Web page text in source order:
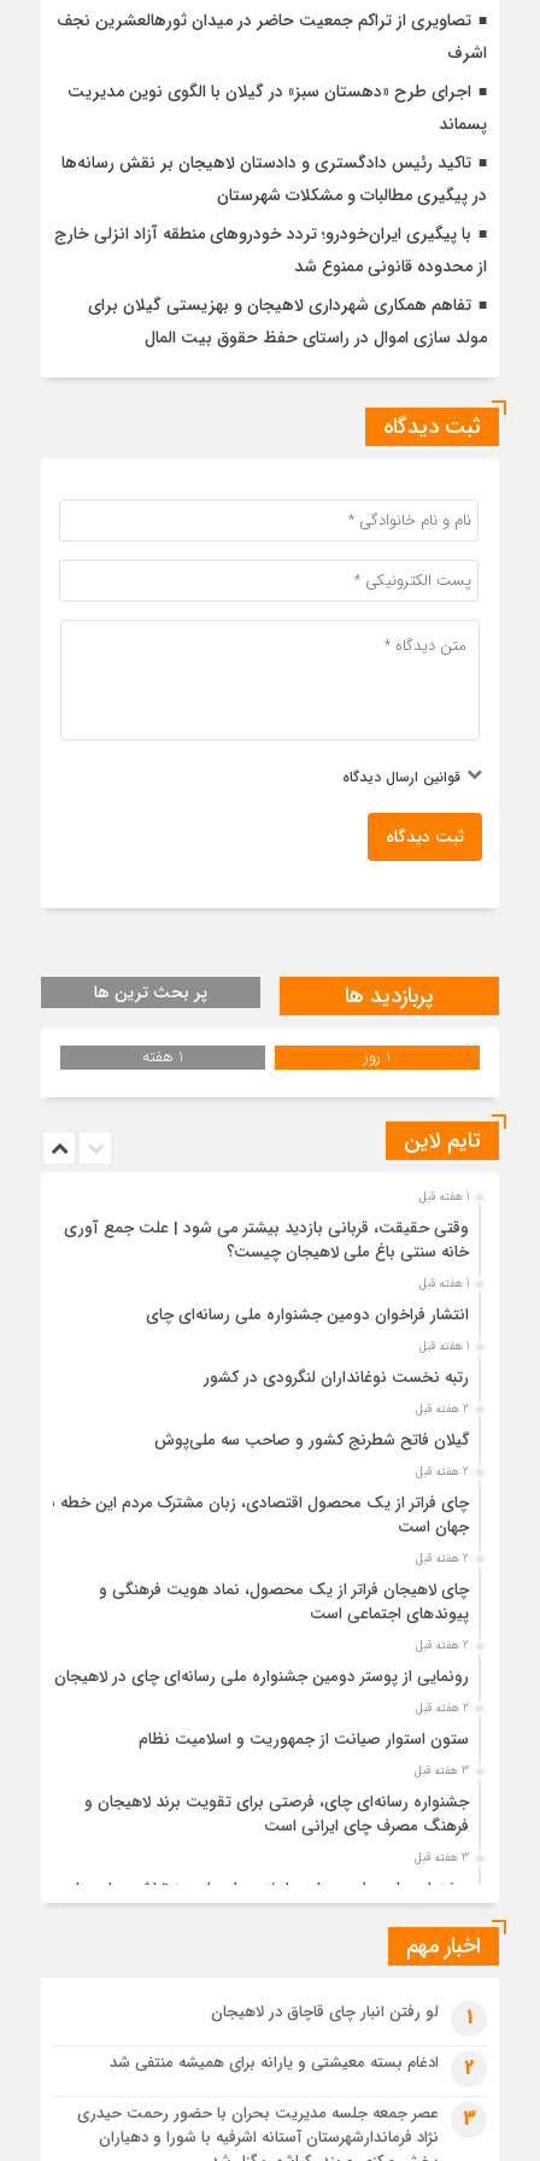
تصاویری از تراکم جمعیت حاضر در میدان ثورهالعشرین نجف
اشرف
اجرای طرح «دهستان سبز» در گیلان با الگوی نوین مدیریت
پسماند
تاکید رئیس دادگستری و دادستان لاهیجان بر نقش رسانه‌ها
در پیگیری مطالبات و مشکلات شهرستان
با پیگیری ایران‌خودرو؛ تردد خودروهای منطقه آزاد انزلی خارج
از محدوده قانونی ممنوع شد
تفاهم همکاری شهرداری لاهیجان و بهزیستی گیلان برای
مولد سازی اموال در راستای حفظ حقوق بیت المال
ثبت دیدگاه
قوانین ارسال دیدگاه
ثبت دیدگاه
پربازدید ها پر بحث ترین ها
1 روز 1 هفته
تایم لاین
1 هفته قبل
وقتی حقیقت، قربانی بازدید بیشتر می شود | علت جمع آوری
خانه سنتی باغ ملی لاهیجان چیست؟
1 هفته قبل
انتشار فراخوان دومین جشنواره ملی رسانه‌ای چای
1 هفته قبل
رتبه نخست نوغانداران لنگرودی در کشور
2 هفته قبل
گیلان فاتح شطرنج کشور و صاحب سه ملی‌پوش
2 هفته قبل
چای فراتر از یک محصول اقتصادی، زبان مشترک مردم این خطه با
جهان است
2 هفته قبل
چای لاهیجان فراتر از یک محصول، نماد هویت فرهنگی و
پیوندهای اجتماعی است
2 هفته قبل
رونمایی از پوستر دومین جشنواره ملی رسانه‌ای چای در لاهیجان
2 هفته قبل
ستون استوار صیانت از جمهوریت و اسلامیت نظام
3 هفته قبل
جشنواره رسانه‌ای چای، فرصتی برای تقویت برند لاهیجان و
فرهنگ مصرف چای ایرانی است
3 هفته قبل
جشنواره ملی چای، حمایت از لاهیجان یا هزینه‌تراشی برای چای
ایرانی!؟
4 هفته قبل
4 هفته قبل
رئوف
تصاویر هوایی مراسم تشییع پیکر مطهر آقای شهید ایران – مشهد
اخبار مهم
1 لو رفتن انبار چای قاچاق در لاهیجان
2 ادغام بسته معیشتی و یارانه برای همیشه منتفی شد
3
عصر جمعه جلسه مدیریت بحران با حضور رحمت حیدری
نژاد فرماندارشهرستان آستانه اشرفیه با شورا و دهیاران